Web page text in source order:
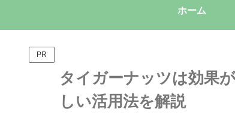
ホーム
PR
タイガーナッツは効果
しい活用法を解説